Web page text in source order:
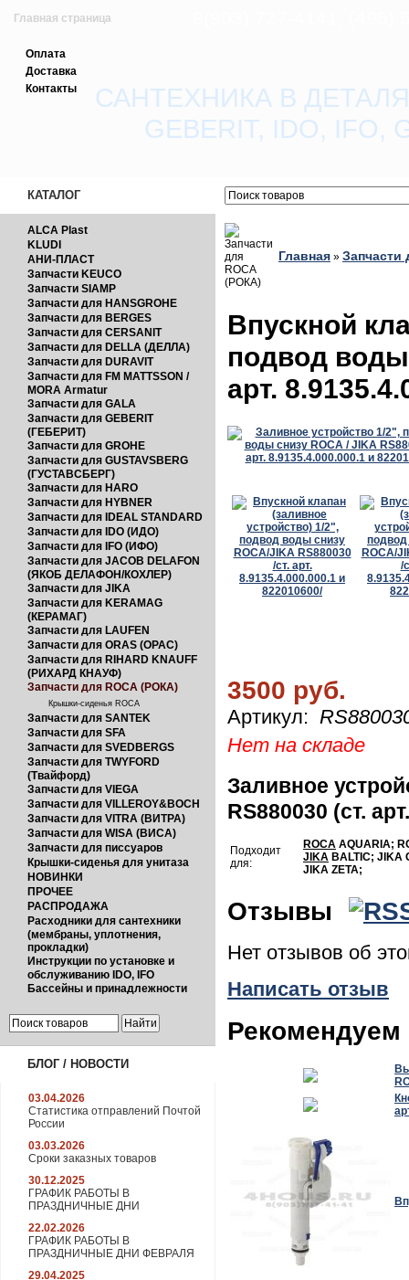
Главная страница
Зарегистрироваться
Вход с паролем
Оплата
Доставка
Контакты
САНТЕХНИКА В
GEBERIT, IDO, IFO,
КАТАЛОГ
ALCA Plast
KLUDI
АНИ-ПЛАСТ
Запчасти KEUCO
Запчасти SIAMP
Запчасти для HANSGROHE
Запчасти для BERGES
Запчасти для CERSANIT
Запчасти для DELLA (ДЕЛЛА)
Запчасти для DURAVIT
Запчасти для FM MATTSSON /
MORA Armatur
Запчасти для GALA
Запчасти для GEBERIT
(ГЕБЕРИТ)
Запчасти для GROHE
Запчасти для GUSTAVSBERG
(ГУСТАВСБЕРГ)
Запчасти для HARO
Запчасти для HYBNER
Запчасти для IDEAL STANDARD
Запчасти для IDO (ИДО)
Запчасти для IFO (ИФО)
Запчасти для JACOB DELAFON
(ЯКОБ ДЕЛАФОН/КОХЛЕР)
Запчасти для JIKA
Запчасти для KERAMAG
(КЕРАМАГ)
Запчасти для LAUFEN
Запчасти для ORAS (ОРАС)
Запчасти для RIHARD KNAUFF
(РИХАРД КНАУФ)
Запчасти для ROCA (РОКА)
Крышки-сиденья ROCA
Запчасти для SANTEK
Запчасти для SFA
Запчасти для SVEDBERGS
Запчасти для TWYFORD
(Твайфорд)
Запчасти для VIEGA
Запчасти для VILLEROY&BOCH
Запчасти для VITRA (ВИТРА)
Запчасти для WISA (ВИСА)
Запчасти для писсуаров
Крышки-сиденья для унитаза
НОВИНКИ
ПРОЧЕЕ
РАСПРОДАЖА
Расходники для сантехники
(мембраны, уплотнения,
прокладки)
Инструкции по установке и
обслуживанию IDO, IFO
Бассейны и принадлежности
БЛОГ / НОВОСТИ
03.04.2026
Статистика отправлений Почтой
России
03.03.2026
Сроки заказных товаров
30.12.2025
ГРАФИК РАБОТЫ В
ПРАЗДНИЧНЫЕ ДНИ
22.02.2026
ГРАФИК РАБОТЫ В
ПРАЗДНИЧНЫЕ ДНИ ФЕВРАЛЯ
29.04.2025
Главная » Запчасти
Впускной
подвод воды
арт.
3500 руб.
Артикул:
Нет на складе
Заливное
RS880030 (ст.
Подходит
для:
ROCA AQUARIA;
JIKA BALTIC; JIKA
JIKA ZETA;
Отзывы
Нет отзывов об
Написать отзыв
Рекомендуем